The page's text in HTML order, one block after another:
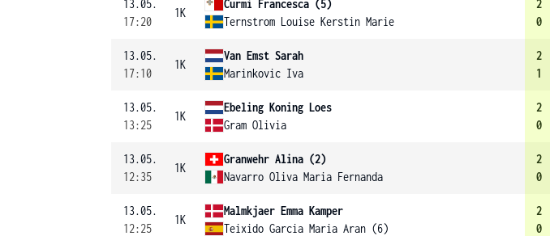
13.05.
17:20
1K
Curmi Francesca (5)
Ternstrom Louise Kerstin Marie
2
0
13.05.
17:10
1K
Van Emst Sarah
Marinkovic Iva
2
1
13.05.
13:25
1K
Ebeling Koning Loes
Gram Olivia
2
0
13.05.
12:35
1K
Granwehr Alina (2)
Navarro Oliva Maria Fernanda
2
0
13.05.
12:25
1K
Malmkjaer Emma Kamper
Teixido Garcia Maria Aran (6)
2
0